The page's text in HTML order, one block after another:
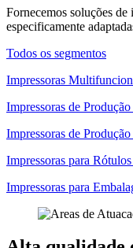
Fornecemos soluções de
especificamente
Todos os segmentos
Impressoras
Impressoras de
Impressoras de
Impressoras para
Impressoras para